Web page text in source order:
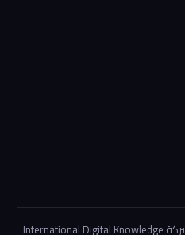
© 2026 جميع الحقوق محفوظة لشركة International Digital Knowledge